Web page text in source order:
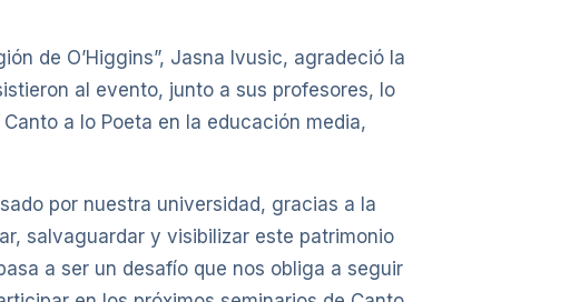
de O’Higgins”, Jasna Ivusic, agradeció la
al evento, junto a sus profesores, lo
a lo Poeta en la educación media,
por nuestra universidad, gracias a la
salvaguardar y visibilizar este patrimonio
a ser un desafío que nos obliga a seguir